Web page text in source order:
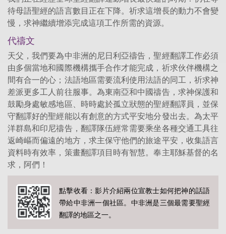
待母語聖經的語言數目正在下降。祈求這增長的動力不會變
慢，求神繼續增添完成這項工作所需的資源。
代禱文
天父，我們要為中非洲的尼日利亞禱告，聖經翻譯工作必須
由多個當地和國際機構攜手合作才能完成，祈求伙伴機構之
間有合一的心；法語地區需要流利使用法語的同工，祈求神
差派更多工人前往服事。為東南亞和中國禱告，求神保護和
鼓勵身處敏感地區、時時處於孤立狀態的聖經翻譯員，並保
守翻譯好的聖經能以有創意的方式平安地分發出去。為太平
洋群島和印尼禱告，翻譯隊伍經常需要乘坐各種交通工具往
返崎嶇而偏遠的地方，求主保守他們的旅途平安，收集語言
資料時有效率，策畫翻譯項目時有智慧。奉主耶穌基督的名
求，阿們！
點擊收看：影片介紹兩位宣教士如何把神的話語
帶給中非洲一個社區。中非洲是三個最需要聖經
翻譯的地區之一。